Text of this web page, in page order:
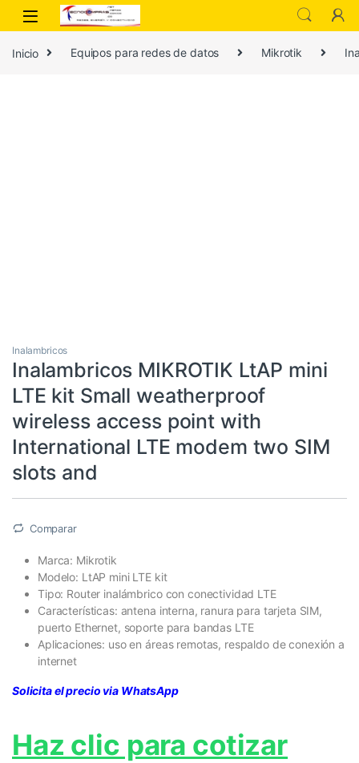
Inicio Equipos para redes de datos Mikrotik
Inalambricos
Inalambricos MIKROTIK LtAP mini
LTE kit Small weatherproof
wireless access point with
International LTE modem two SIM
slots and
Comparar
Marca: Mikrotik
Modelo: LtAP mini LTE kit
Tipo: Router inalámbrico con conectividad LTE
Características: antena interna, ranura para tarjeta SIM,
puerto Ethernet, soporte para bandas LTE
Aplicaciones: uso en áreas remotas, respaldo de conexión a
internet
Solicita el precio via WhatsApp
Haz clic para cotizar